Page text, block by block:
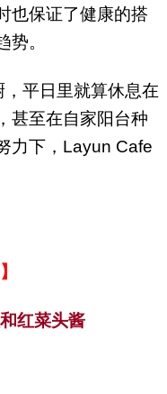
也保证了健康的搭
。
，平日里就算休息在
甚至在自家阳台种
力下，Layun Cafe
红菜头酱